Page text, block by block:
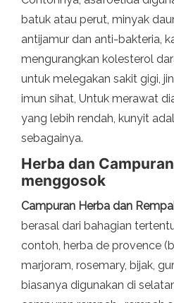
batuk atau perut, minyak
antijamur dan anti-bakteria,
mengurangkan kolesterol
untuk melegakan sakit gigi,
imun sihat, Untuk merawat
yang lebih rendah, kunyit
sebagainya.
Herba dan
menggosok
Campuran Herba dan
berasal dari bahagian
contoh, herba de provence
marjoram, rosemary, bijak,
biasanya digunakan di